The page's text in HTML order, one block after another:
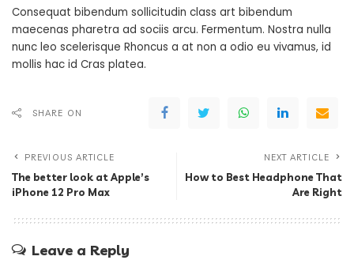
Consequat bibendum sollicitudin class art bibendum
maecenas pharetra ad sociis arcu. Fermentum. Nostra nulla
nunc leo scelerisque Rhoncus a at non a odio eu vivamus, id
mollis hac id Cras platea.
SHARE ON
PREVIOUS ARTICLE
The better look at Apple’s
iPhone 12 Pro Max
NEXT ARTICLE
How to Best Headphone That
Are Right
Leave a Reply